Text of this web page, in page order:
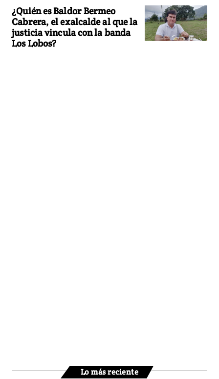
¿Quién es Baldor Bermeo
Cabrera, el exalcalde al que la
justicia vincula con la banda
Los Lobos?
Lo más reciente